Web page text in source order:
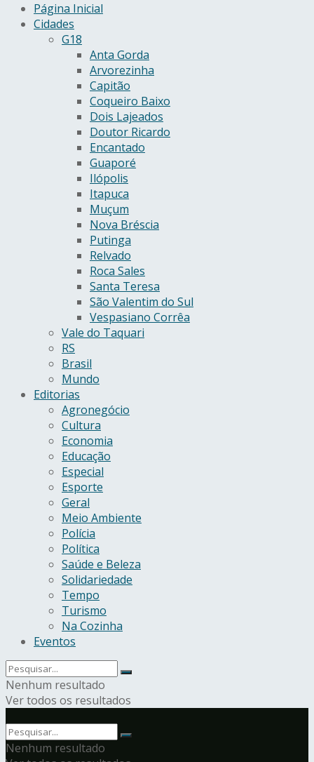
Página Inicial
Cidades
G18
Anta Gorda
Arvorezinha
Capitão
Coqueiro Baixo
Dois Lajeados
Doutor Ricardo
Encantado
Guaporé
Ilópolis
Itapuca
Muçum
Nova Bréscia
Putinga
Relvado
Roca Sales
Santa Teresa
São Valentim do Sul
Vespasiano Corrêa
Vale do Taquari
RS
Brasil
Mundo
Editorias
Agronegócio
Cultura
Economia
Educação
Especial
Esporte
Geral
Meio Ambiente
Polícia
Política
Saúde e Beleza
Solidariedade
Tempo
Turismo
Na Cozinha
Eventos
Nenhum resultado
Ver todos os resultados
Nenhum resultado